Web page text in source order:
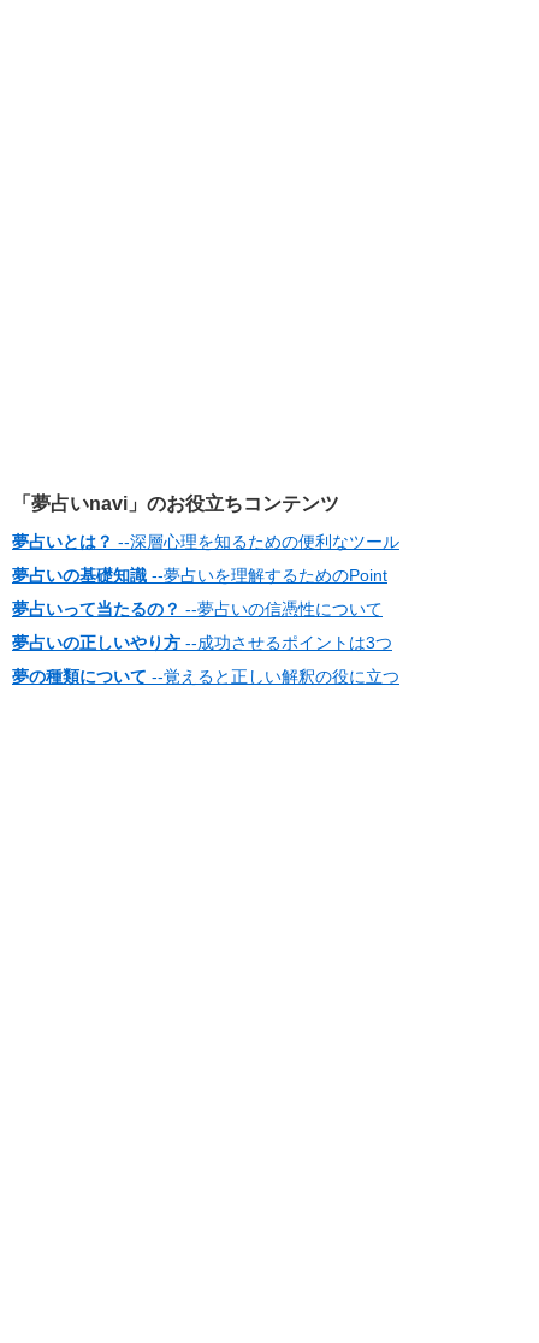
「夢占いnavi」のお役立ちコンテンツ
夢占いとは？ --深層心理を知るための便利なツール
夢占いの基礎知識 --夢占いを理解するためのPoint
夢占いって当たるの？ --夢占いの信憑性について
夢占いの正しいやり方 --成功させるポイントは3つ
夢の種類について --覚えると正しい解釈の役に立つ